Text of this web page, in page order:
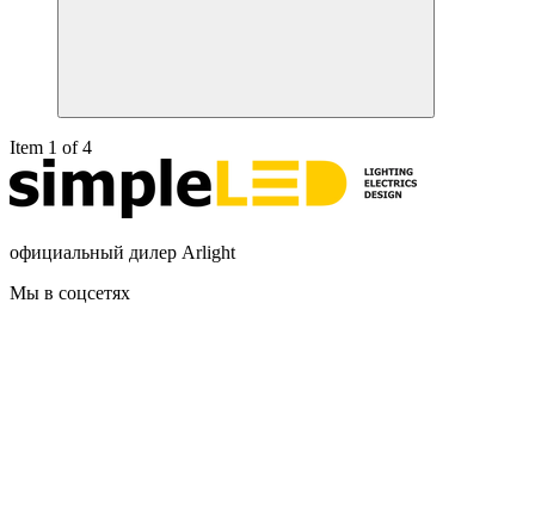
Item 1 of 4
официальный дилер Arlight
Мы в соцсетях